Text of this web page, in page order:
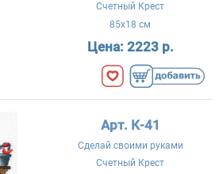
Счетный Крест
85x18 см
Цена: 2223 р.
Арт. К-41
Сделай своими руками
Счетный Крест